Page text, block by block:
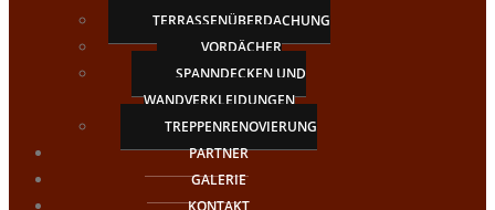
TERRASSENÜBERDACHUNG
VORDÄCHER
SPANNDECKEN UND
WANDVERKLEIDUNGEN
TREPPENRENOVIERUNG
PARTNER
GALERIE